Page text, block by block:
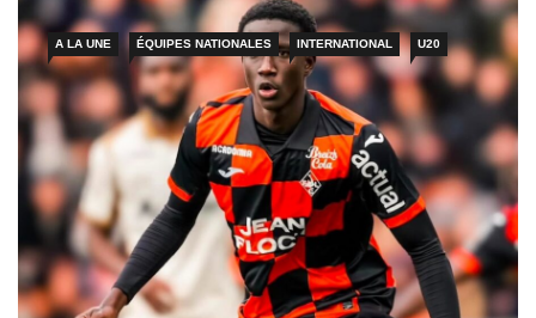
A LA UNE ÉQUIPES NATIONALES INTERNATIONAL U20